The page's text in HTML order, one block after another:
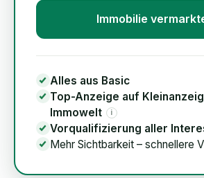
Immobilie
Alles aus Basic
Top-Anzeige auf
Immowelt
i
Vorqualifizierung aller
Mehr Sichtbarkeit – schnellere